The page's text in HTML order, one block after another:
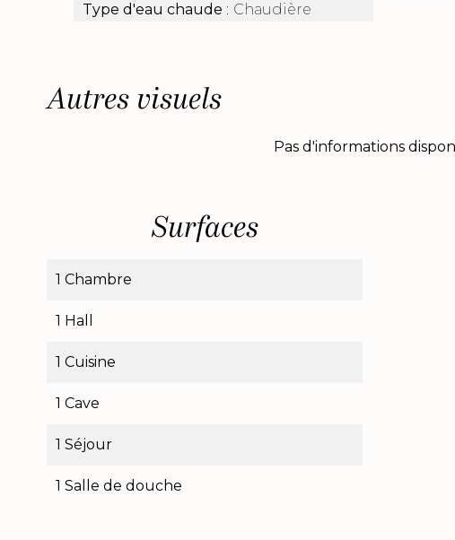
Type d'eau chaude Chaudière
Autres visuels
Pas d'informations
Surfaces
1 Chambre
1 Hall
1 Cuisine
1 Cave
1 Séjour
1 Salle de douche